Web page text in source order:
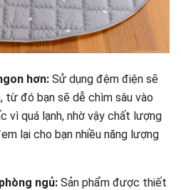
hơn: Sử dụng đệm điện sẽ
từ đó bạn sẽ dễ chìm sâu vào
vì quá lạnh, nhờ vậy chất lượng
lại cho bạn nhiều năng lượng
ngủ: Sản phẩm được thiết